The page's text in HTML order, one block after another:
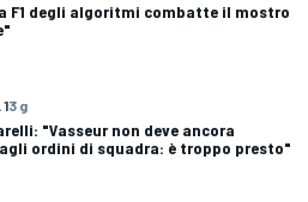
F1 degli algoritmi combatte il mostro
3 g
"Vasseur non deve ancora
ordini di squadra: è troppo presto"